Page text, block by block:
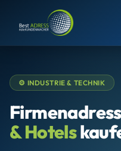
⚙️ INDUSTRIE & TECHNIK
& Hotels